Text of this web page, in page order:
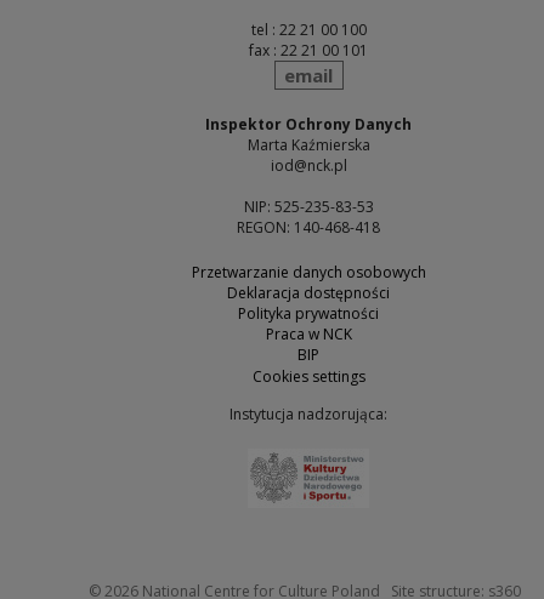
tel : 22 21 00 100
fax : 22 21 00 101
send
email
Inspektor Ochrony Danych
Marta Kaźmierska
iod@nck.pl
NIP: 525-235-83-53
REGON: 140-468-418
Przetwarzanie danych osobowych
Deklaracja dostępności
Polityka prywatności
Praca w NCK
BIP
Cookies settings
Instytucja nadzorująca:
© 2026 National Centre for Culture Poland Site structure: s360